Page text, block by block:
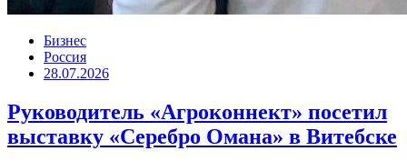
Бизнес
Россия
28.07.2026
Руководитель «Агроконнект» посетил
выставку «Серебро Омана» в Витебске